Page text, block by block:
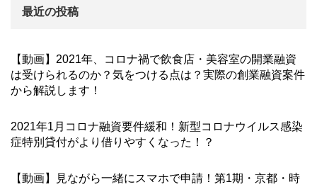
最近の投稿
【動画】2021年、コロナ禍で飲食店・美容室の開業融資
は受けられるのか？気をつける点は？実際の創業融資案件
から解説します！
2021年1月コロナ融資要件緩和！新型コロナウイルス感染
症特別貸付がより借りやすくなった！？
【動画】見ながら一緒にスマホで申請！第1期・京都・時